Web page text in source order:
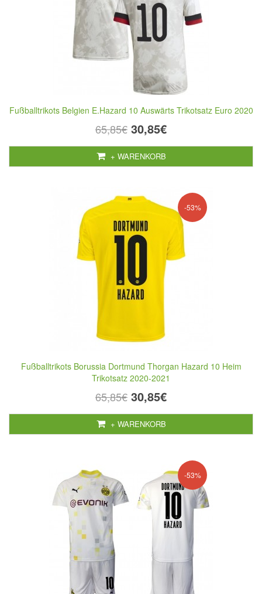
Fußballtrikots Belgien E.Hazard 10 Auswärts Trikotsatz Euro 2020
65,85€ 30,85€
+ WARENKORB
-53%
Fußballtrikots Borussia Dortmund Thorgan Hazard 10 Heim
Trikotsatz 2020-2021
65,85€ 30,85€
+ WARENKORB
-53%